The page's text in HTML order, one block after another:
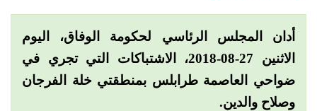
أدان المجلس الرئاسي لحكومة الوفاق، اليوم
الاثنين 27-08-2018، الاشتباكات التي تجري في
ضواحي العاصمة طرابلس بمنطقتي خلة الفرجان
وصلاح والدين.